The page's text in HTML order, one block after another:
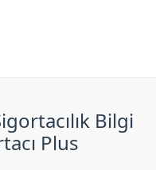
Bilgi
Plus